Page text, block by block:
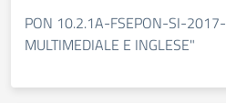
PON 10.2.1A-FSEPON-SI-
MULTIMEDIALE E INGLESE"